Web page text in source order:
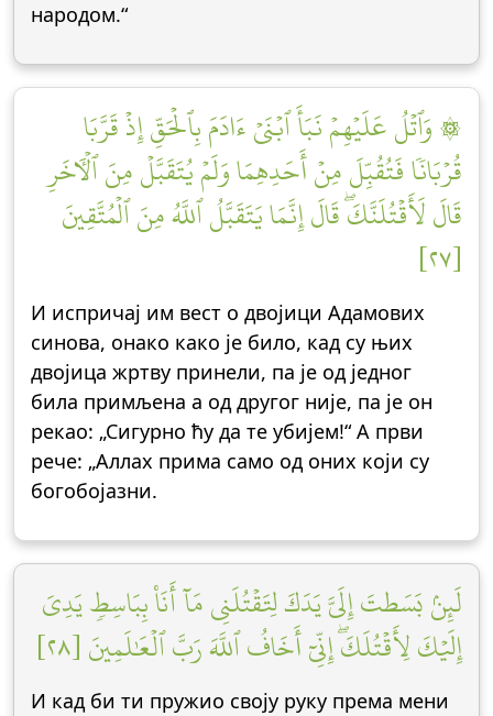
народом.“
۞ وَٱتۡلُ عَلَيۡهِمۡ نَبَأَ ٱبۡنَيۡ ءَادَمَ بِٱلۡحَقِّ إِذۡ قَرَّبَا
قُرۡبَانٗا فَتُقُبِّلَ مِنۡ أَحَدِهِمَا وَلَمۡ يُتَقَبَّلۡ مِنَ ٱلۡأٓخَرِ
قَالَ لَأَقۡتُلَنَّكَۖ قَالَ إِنَّمَا يَتَقَبَّلُ ٱللَّهُ مِنَ ٱلۡمُتَّقِينَ
[٢٧]
И испричај им вест о двојици Адамових
синова, онако како је било, кад су њих
двојица жртву принели, па је од једног
била примљена а од другог није, па је он
рекао: „Сигурно ћу да те убијем!“ А први
рече: „Аллах прима само од оних који су
богобојазни.
لَئِنۢ بَسَطتَ إِلَيَّ يَدَكَ لِتَقۡتُلَنِي مَآ أَنَا۠ بِبَاسِطٖ يَدِيَ
إِلَيۡكَ لِأَقۡتُلَكَۖ إِنِّيٓ أَخَافُ ٱللَّهَ رَبَّ ٱلۡعَٰلَمِينَ [٢٨]
И кад би ти пружио своју руку према мени